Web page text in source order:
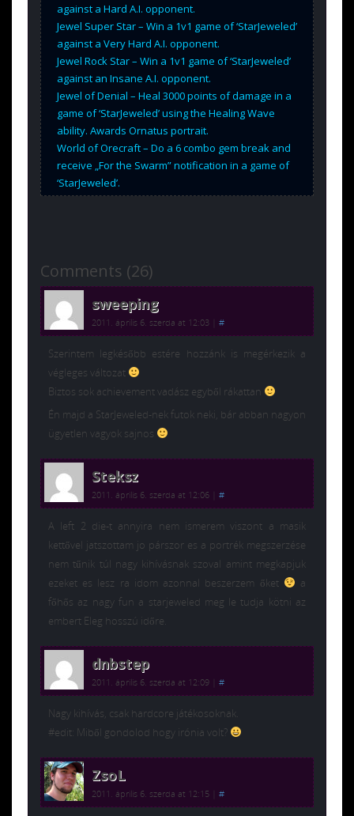
against a Hard A.I. opponent.
Jewel Super Star – Win a 1v1 game of ‘StarJeweled’
against a Very Hard A.I. opponent.
Jewel Rock Star – Win a 1v1 game of ‘StarJeweled’
against an Insane A.I. opponent.
Jewel of Denial – Heal 3000 points of damage in a
game of ‘StarJeweled’ using the Healing Wave
ability. Awards Ornatus portrait.
World of Orecraft – Do a 6 combo gem break and
receive „For the Swarm” notification in a game of
‘StarJeweled’.
Comments (26)
sweeping
2011. április 6. szerda at 12:03 #
Szerintem legkésőbb estére hozzánk is megérkezik a
végleges változat
Biztos sok achievement vadász egyből rákattan
Én majd a StarJeweled-nek futok neki, bár abban nagyon
ügyetlen vagyok sajnos
Steksz
2011. április 6. szerda at 12:06 #
A left 2 die-t annyira nem ismerem viszont a masik
kettővel jatszottam jo párszor es a portrék megszerzése
nem tűnik túl nagy kihívásnak szoval amint megkapjuk
ezeket es lesz ra idom azonnal beszerzem őket
a
főhős az nagy fun a starjeweled meg le tudja kötni az
embert Eleg hosszú időre.
dnbstep
2011. április 6. szerda at 12:09 #
Nagy kihívás, csak hardcore játékosoknak.
#edit: Miből gondolod hogy irónia volt?
ZsoL
2011. április 6. szerda at 12:15 #